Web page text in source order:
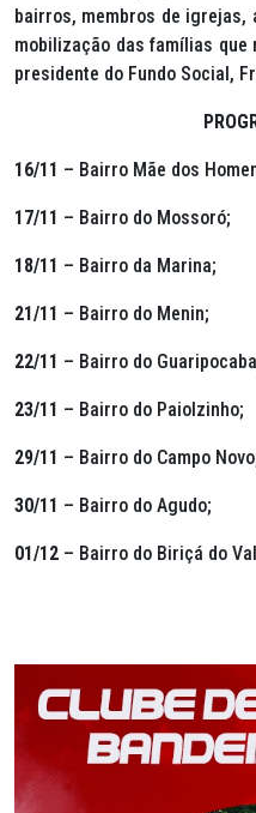
bairros, membros de igrejas,
mobilização das famílias que
presidente do Fundo Social,
16/11 – Bairro Mãe dos
17/11 – Bairro do Mossoró;
18/11 – Bairro da Marina;
21/11 – Bairro do Menin;
22/11 – Bairro do
23/11 – Bairro do Paiolzinho;
29/11 – Bairro do Campo
30/11 – Bairro do Agudo;
01/12 – Bairro do Biriçá do